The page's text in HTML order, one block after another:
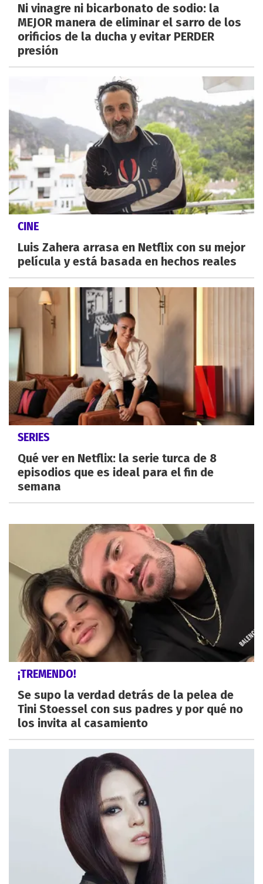
Ni vinagre ni bicarbonato de sodio: la
MEJOR manera de eliminar el sarro de los
orificios de la ducha y evitar PERDER
presión
CINE
Luis Zahera arrasa en Netflix con su mejor
película y está basada en hechos reales
SERIES
Qué ver en Netflix: la serie turca de 8
episodios que es ideal para el fin de
semana
¡TREMENDO!
Se supo la verdad detrás de la pelea de
Tini Stoessel con sus padres y por qué no
los invita al casamiento